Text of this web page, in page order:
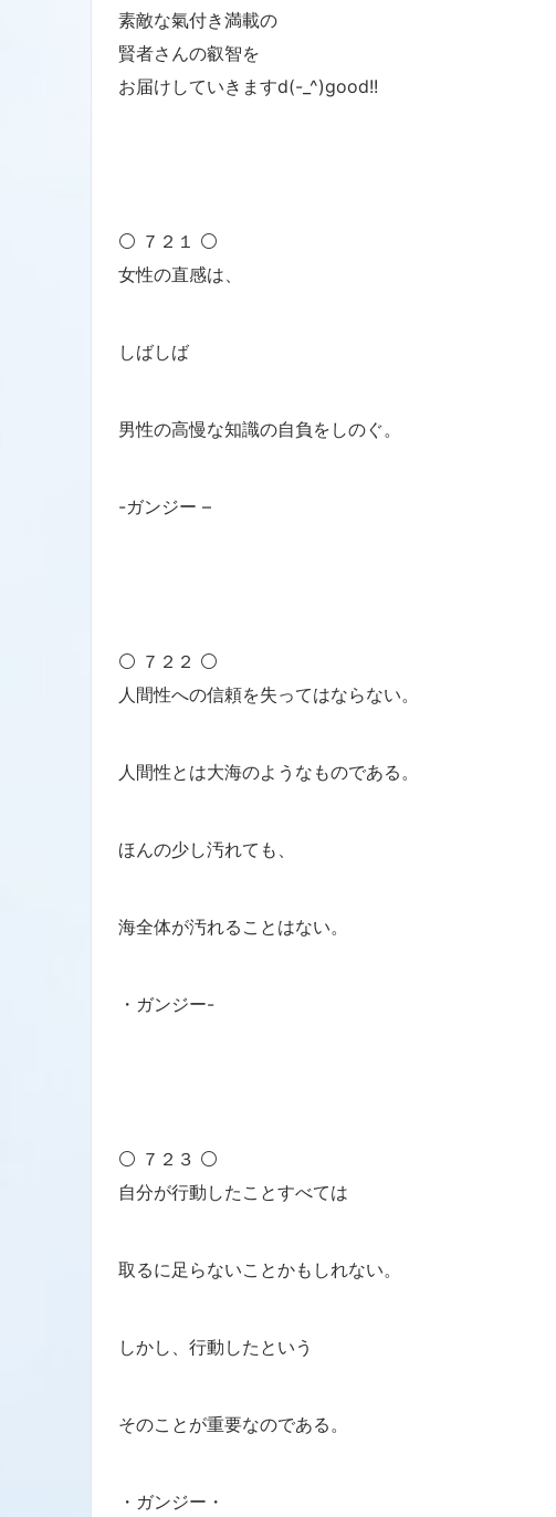
素敵な氣付き満載の
賢者さんの叡智を
お届けしていきますd(-_^)good!!
⚪ ７２１ ⚪
女性の直感は、
しばしば
男性の高慢な知識の自負をしのぐ。
-ガンジー –
⚪ ７２２ ⚪
人間性への信頼を失ってはならない。
人間性とは大海のようなものである。
ほんの少し汚れても、
海全体が汚れることはない。
・ガンジー-
⚪ ７２３ ⚪
自分が行動したことすべては
取るに足らないことかもしれない。
しかし、行動したという
そのことが重要なのである。
・ガンジー・